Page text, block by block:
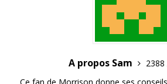
A propos Sam
2388